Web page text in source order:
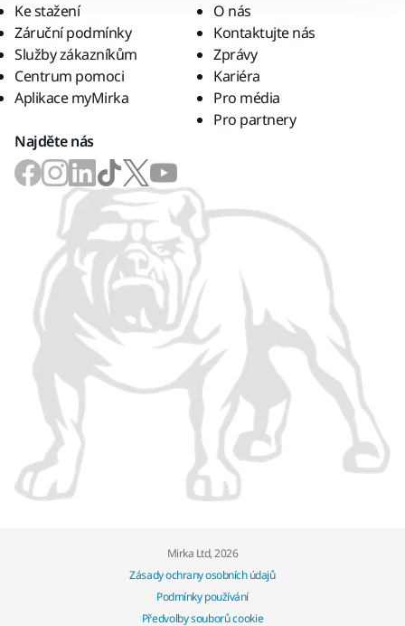
Ke stažení
Záruční podmínky
Služby zákazníkům
Centrum pomoci
Aplikace myMirka
O nás
Kontaktujte nás
Zprávy
Kariéra
Pro média
Pro partnery
Najděte nás
Mirka Ltd, 2026
Zásady ochrany osobních údajů
Podmínky používání
Předvolby souborů cookie